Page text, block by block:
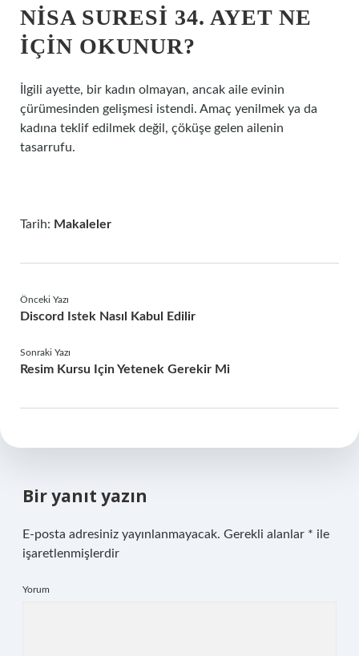
NISA SURESI 34. AYET NE
IÇIN OKUNUR?
İlgili ayette, bir kadın olmayan, ancak aile evinin
çürümesinden gelişmesi istendi. Amaç yenilmek ya da
kadına teklif edilmek değil, çöküşe gelen ailenin
tasarrufu.
Tarih: Makaleler
Önceki Yazı
Discord Istek Nasıl Kabul Edilir
Sonraki Yazı
Resim Kursu Için Yetenek Gerekir Mi
Bir yanıt yazın
E-posta adresiniz yayınlanmayacak. Gerekli alanlar * ile
işaretlenmişlerdir
Yorum